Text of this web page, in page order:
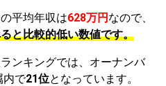
平均年収は628万円 なので、
と比較的低い数値です。
ンキングでは、オーナンバ
内で21位となっています。